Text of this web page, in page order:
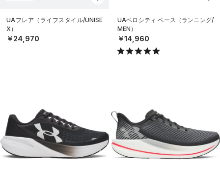
UAフレア（ライフスタイル/UNISE
X）
￥24,970
UAベロシティ ペース（ランニング/
MEN）
￥14,960